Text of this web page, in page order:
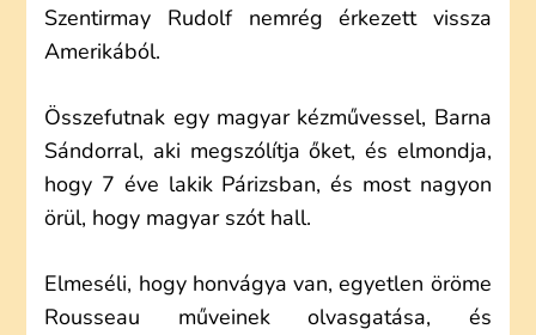
Szentirmay Rudolf nemrég érkezett vissza
Amerikából.
Összefutnak egy magyar kézművessel, Barna
Sándorral, aki megszólítja őket, és elmondja,
hogy 7 éve lakik Párizsban, és most nagyon
örül, hogy magyar szót hall.
Elmeséli, hogy honvágya van, egyetlen öröme
Rousseau műveinek olvasgatása, és